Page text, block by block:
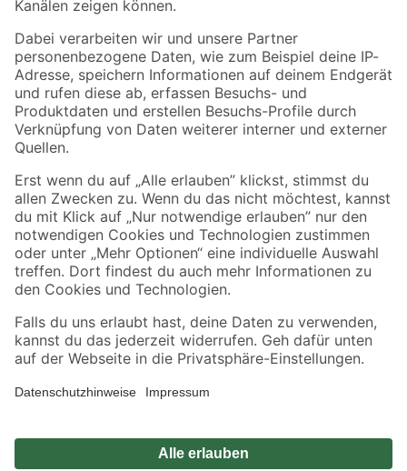
Folge uns
Zahlungsarten Versandarten
Sicher einkaufen
Jetzt die toom-App herunterladen
Alle Preisangaben in EUR inkl. gesetzl. MwSt.. Die dargestellten Angebote sind unter
Umständen nicht in allen Märkten verfügbar. Die angegebenen Verfügbarkeiten beziehen
Produkte nur solange der Vorrat reicht.
*Paketversand ab 59 € versandkostenfrei, gilt nicht für Artikel mit Speditionsversand, hier
Privatsphäre Impressum